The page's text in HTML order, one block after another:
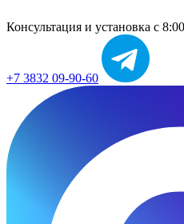
Консультация и установка с
+7 3832 09-90-60